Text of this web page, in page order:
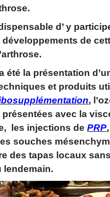
d’ y
de
été la présentation
et produits
,
présentées avec la
les injections de PRP
souches
des tapas locaux
lendemain.